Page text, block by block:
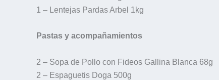
1 – Lentejas Pardas Arbel 1kg
Pastas y acompañamientos
2 – Sopa de Pollo con Fideos Gallina Blanca 68g
2 – Espaguetis Doga 500g